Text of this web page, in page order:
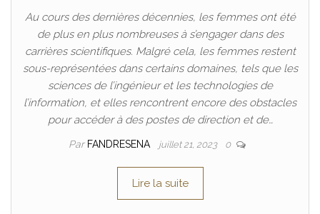
Au cours des dernières décennies, les femmes ont été
de plus en plus nombreuses à s’engager dans des
carrières scientifiques. Malgré cela, les femmes restent
sous-représentées dans certains domaines, tels que les
sciences de l’ingénieur et les technologies de
l’information, et elles rencontrent encore des obstacles
pour accéder à des postes de direction et de…
Par FANDRESENA juillet 21, 2023 0
Lire la suite